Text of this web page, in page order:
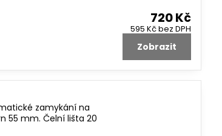
720 Kč
595 Kčbez DPH
Zobrazit
zamykání na
55 mm. Čelní lišta 20